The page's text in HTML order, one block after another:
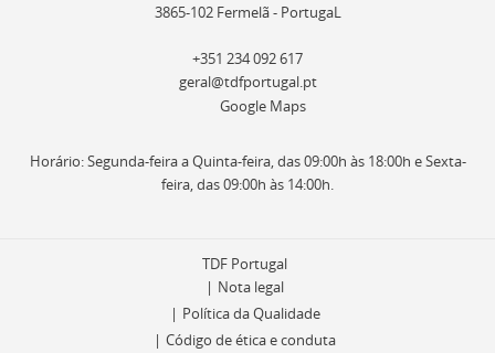
3865-102 Fermelã - PortugaL
+351 234 092 617
geral@tdfportugal.pt
Google Maps
Horário: Segunda-feira a Quinta-feira, das 09:00h às 18:00h e Sexta-
feira, das 09:00h às 14:00h.
TDF Portugal
Nota legal
Política da Qualidade
Código de ética e conduta